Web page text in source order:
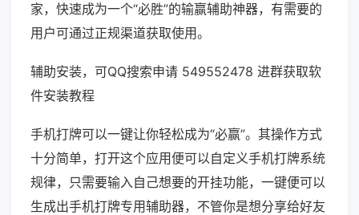
家，快速成为一个“必胜”的输赢辅助神器，有需要的
用户可通过正规渠道获取使用。
辅助安装，可QQ搜索申请 549552478 进群获取软
件安装教程
手机打牌可以一键让你轻松成为“必赢”。其操作方式
十分简单，打开这个应用便可以自定义手机打牌系统
规律，只需要输入自己想要的开挂功能，一键便可以
生成出手机打牌专用辅助器，不管你是想分享给好友